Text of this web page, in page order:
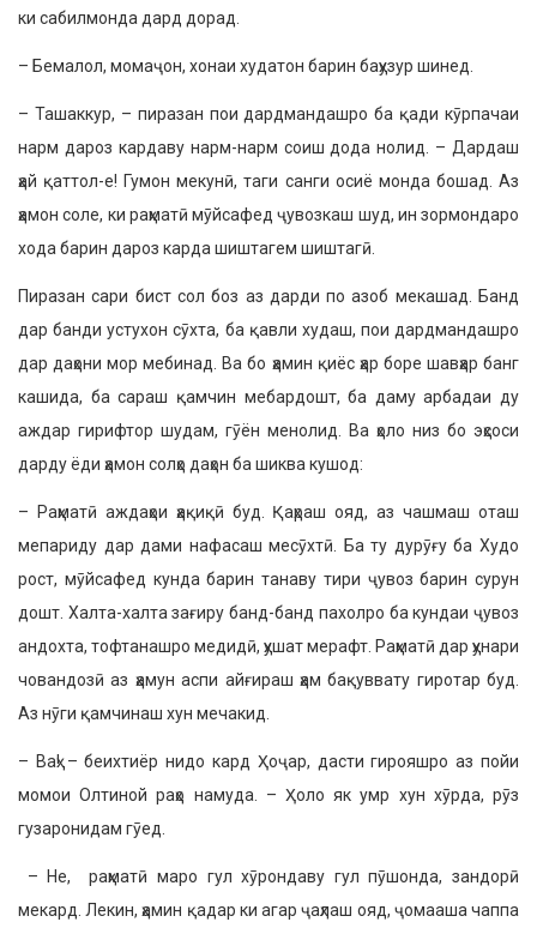
ки сабилмонда дард дорад.
– Бемалол, момаҷон, хонаи худатон барин баҳузур шинед.
– Ташаккур, – пиразан пои дардмандашро ба қади кӯрпачаи
нарм дароз кардаву нарм-нарм соиш дода нолид. – Дардаш
ҳай қаттол-е! Гумон мекунӣ, таги санги осиё монда бошад. Аз
ҳамон соле, ки раҳматӣ мӯйсафед ҷувозкаш шуд, ин зормондаро
хода барин дароз карда шиштагем шиштагӣ.
Пиразан сари бист сол боз аз дарди по азоб мекашад. Банд
дар банди устухон сӯхта, ба қавли худаш, пои дардмандашро
дар даҳони мор мебинад. Ва бо ҳамин қиёс ҳар боре шавҳар банг
кашида, ба сараш қамчин мебардошт, ба даму арбадаи ду
аждар гирифтор шудам, гӯён менолид. Ва ҳоло низ бо эҳсоси
дарду ёди ҳамон солҳо даҳон ба шиква кушод:
– Раҳматӣ аждаҳои ҳақиқӣ буд. Қаҳраш ояд, аз чашмаш оташ
мепариду дар дами нафасаш месӯхтӣ. Ба ту дурӯғу ба Худо
рост, мӯйсафед кунда барин танаву тири ҷувоз барин сурун
дошт. Халта-халта зағиру банд-банд пахолро ба кундаи ҷувоз
андохта, тофтанашро медидӣ, ҳушат мерафт. Раҳматӣ дар ҳунари
човандозӣ аз ҳамун аспи айғираш ҳам бақуввату гиротар буд.
Аз нӯги қамчинаш хун мечакид.
– Ваҳ! – беихтиёр нидо кард Ҳоҷар, дасти гирояшро аз пойи
момои Олтиной раҳо намуда. – Ҳоло як умр хун хӯрда, рӯз
гузаронидам гӯед.
– Не, раҳматӣ маро гул хӯрондаву гул пӯшонда, зандорӣ
мекард. Лекин, ҳамин қадар ки агар ҷаҳлаш ояд, ҷомааша чаппа